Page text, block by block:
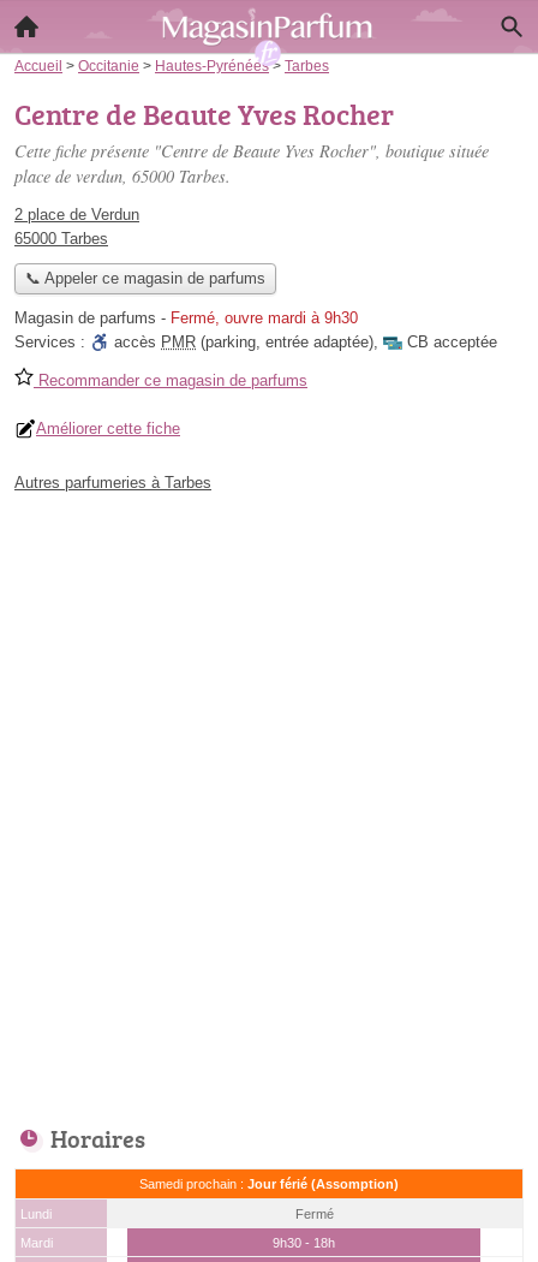
Accueil > Occitanie > Hautes-Pyrénées> Tarbes
Centre de Beaute Yves Rocher
Cette fiche présente "Centre de Beaute Yves Rocher", boutique située
place de verdun, 65000 Tarbes.
2 place de Verdun
65000 Tarbes
📞 Appeler ce magasin de parfums
Magasin de parfums - Fermé, ouvre mardi à 9h30
Services :
accès PMR (parking, entrée adaptée), CB acceptée
Recommander ce magasin de parfums
Améliorer cette fiche
Autres parfumeries à Tarbes
Horaires
Samedi prochain : Jour férié (Assomption)
Lundi
Fermé
Mardi
9h30 - 18h